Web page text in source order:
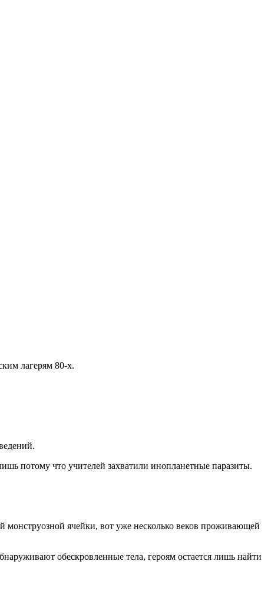
лагерям 80-х.
потому что учителей захватили инопланетные паразиты.
ячейки, вот уже несколько веков проживающей
обескровленные тела, героям остается лишь найти